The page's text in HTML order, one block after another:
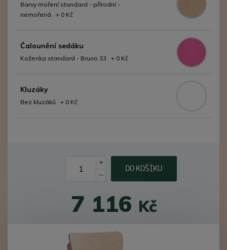
Barvy moření standard - přírodní -
nemořená + 0 Kč
Čalounění sedáku
Koženka standard - Bruno 33 + 0 Kč
Kluzáky
Bez kluzáků + 0 Kč
DO KOŠÍKU
7 116 Kč